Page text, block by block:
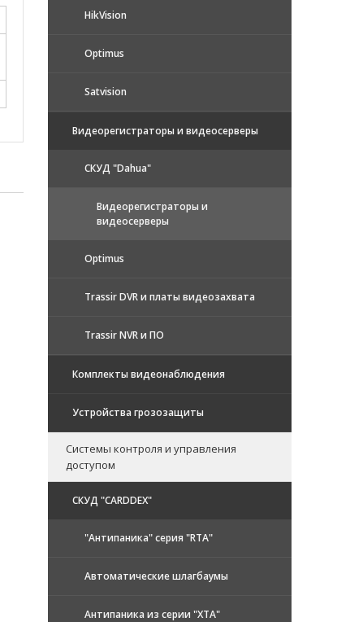
HikVision
Optimus
Satvision
Видеорегистраторы и видеосерверы
CКУД "Dahua"
Видеорегистраторы и
видеосерверы
Optimus
Trassir DVR и платы видеозахвата
Trassir NVR и ПО
Комплекты видеонаблюдения
Устройства грозозащиты
Системы контроля и управления
доступом
CКУД "CARDDEX"
"Антипаника" серия "RTA"
Автоматические шлагбаумы
Антипаника из серии "XTA"